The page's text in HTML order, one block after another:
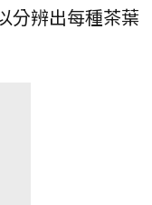
分辨出每種茶葉